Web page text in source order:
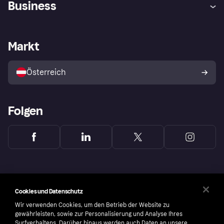
Shops entdecken
Business
Händlerportal
Markt
Österreich
Folgen
Cookies und Datenschutz
Wir verwenden Cookies, um den Betrieb der Website zu
gewährleisten, sowie zur Personalisierung und Analyse Ihres